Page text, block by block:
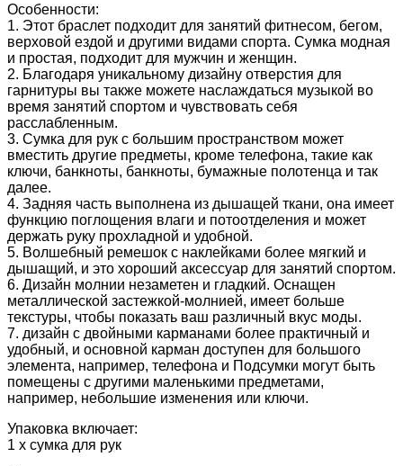
Особенности:
1. Этот браслет подходит для занятий фитнесом, бегом,
верховой ездой и другими видами спорта. Сумка модная
и простая, подходит для мужчин и женщин.
2. Благодаря уникальному дизайну отверстия для
гарнитуры вы также можете наслаждаться музыкой во
время занятий спортом и чувствовать себя
расслабленным.
3. Сумка для рук с большим пространством может
вместить другие предметы, кроме телефона, такие как
ключи, банкноты, банкноты, бумажные полотенца и так
далее.
4. Задняя часть выполнена из дышащей ткани, она имеет
функцию поглощения влаги и потоотделения и может
держать руку прохладной и удобной.
5. Волшебный ремешок с наклейками более мягкий и
дышащий, и это хороший аксессуар для занятий спортом.
6. Дизайн молнии незаметен и гладкий. Оснащен
металлической застежкой-молнией, имеет больше
текстуры, чтобы показать ваш различный вкус моды.
7. дизайн с двойными карманами более практичный и
удобный, и основной карман доступен для большого
элемента, например, телефона и Подсумки могут быть
помещены с другими маленькими предметами,
например, небольшие изменения или ключи.
Упаковка включает:
1 х сумка для рук